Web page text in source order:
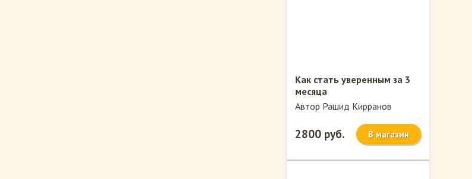
Как стать уверенным за 3
месяца
Автор Рашид Кирранов
2800 руб. В магазин